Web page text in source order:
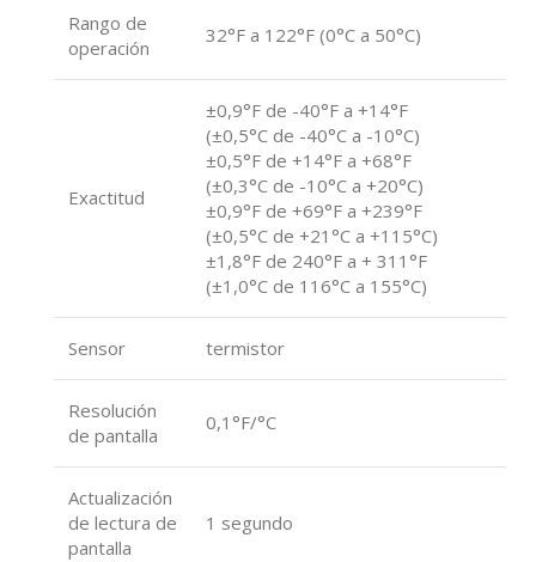
Rango de
operación
32°F a 122°F (0°C a 50°C)
Exactitud
±0,9°F de -40°F a +14°F
(±0,5°C de -40°C a -10°C)
±0,5°F de +14°F a +68°F
(±0,3°C de -10°C a +20°C)
±0,9°F de +69°F a +239°F
(±0,5°C de +21°C a +115°C)
±1,8°F de 240°F a + 311°F
(±1,0°C de 116°C a 155°C)
Sensor termistor
Resolución
de pantalla
0,1°F/°C
Actualización
de lectura de
pantalla
1 segundo